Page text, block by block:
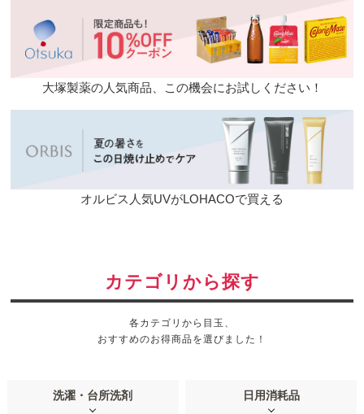
大塚製薬の人気商品、この機会にお試しください！
オルビス人気UVがLOHACOで買える
カテゴリから探す
各カテゴリから目玉、
おすすめのお得商品を選びました！
洗濯・台所洗剤 日用消耗品